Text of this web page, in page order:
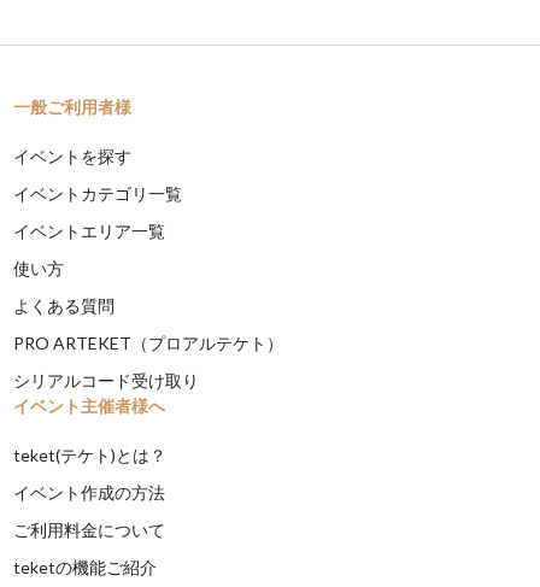
一般ご利用者様
イベントを探す
イベントカテゴリ一覧
イベントエリア一覧
使い方
よくある質問
PRO ARTEKET（プロアルテケト）
シリアルコード受け取り
イベント主催者様へ
teket(テケト)とは？
イベント作成の方法
ご利用料金について
teketの機能ご紹介